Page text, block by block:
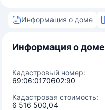
Информация о доме
Информация о доме
Кадастровый номер:
69:06:0170602:90
Кадастровая стоимость:
6 516 500,04